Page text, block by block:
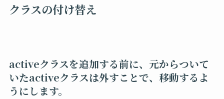
クラスの付け替え
activeクラスを追加する前に、元からついて
いたactiveクラスは外すことで、移動するよ
うにします。